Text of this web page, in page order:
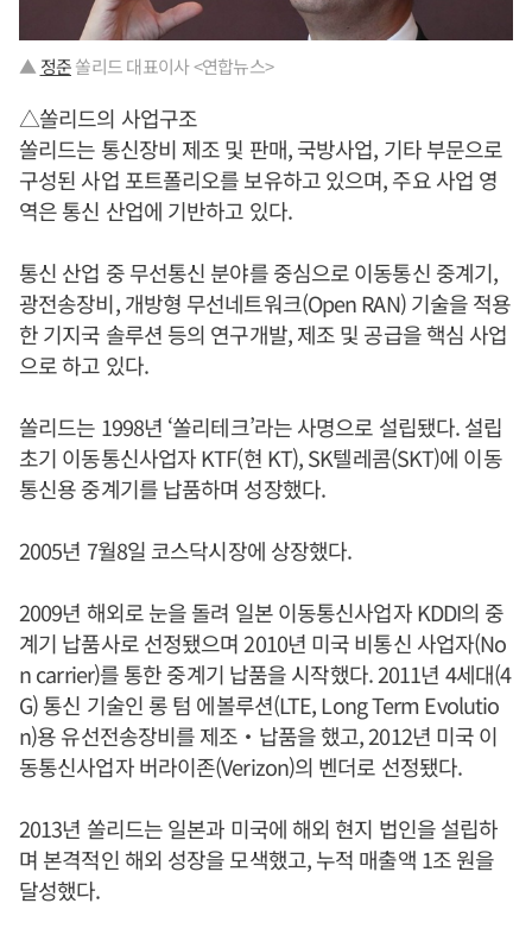
▲ 정준쏠리드 대표이사 <연합뉴스>
△쏠리드의 사업구조
쏠리드는 통신장비 제조 및 판매, 국방사업, 기타 부문으로
구성된 사업 포트폴리오를 보유하고 있으며, 주요 사업 영
역은 통신 산업에 기반하고 있다.
통신 산업 중 무선통신 분야를 중심으로 이동통신 중계기,
광전송장비, 개방형 무선네트워크(Open RAN) 기술을 적용
한 기지국 솔루션 등의 연구개발, 제조 및 공급을 핵심 사업
으로 하고 있다.
쏠리드는 1998년 ‘쏠리테크’라는 사명으로 설립됐다. 설립
초기 이동통신사업자 KTF(현 KT), SK텔레콤(SKT)에 이동
통신용 중계기를 납품하며 성장했다.
2005년 7월8일 코스닥시장에 상장했다.
2009년 해외로 눈을 돌려 일본 이동통신사업자 KDDI의 중
계기 납품사로 선정됐으며 2010년 미국 비통신 사업자(No
n carrier)를 통한 중계기 납품을 시작했다. 2011년 4세대(4
G) 통신 기술인 롱 텀 에볼루션(LTE, Long Term Evolutio
n)용 유선전송장비를 제조‧납품을 했고, 2012년 미국 이
동통신사업자 버라이존(Verizon)의 벤더로 선정됐다.
2013년 쏠리드는 일본과 미국에 해외 현지 법인을 설립하
며 본격적인 해외 성장을 모색했고, 누적 매출액 1조 원을
달성했다.